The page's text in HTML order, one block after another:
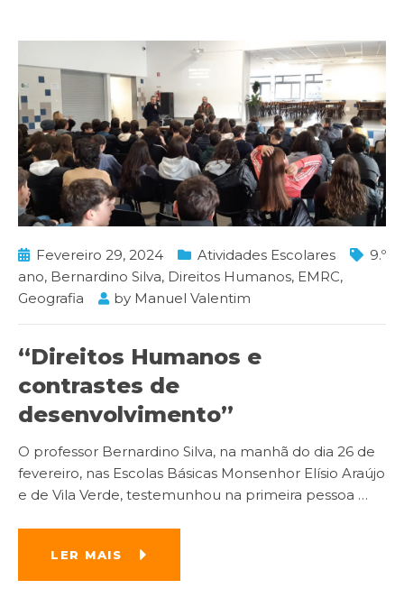
Fevereiro 29, 2024 Atividades Escolares
9.º
ano, Bernardino Silva, Direitos Humanos, EMRC,
Geografia
by Manuel Valentim
“Direitos Humanos e
contrastes de
desenvolvimento”
O professor Bernardino Silva, na manhã do dia 26 de
fevereiro, nas Escolas Básicas Monsenhor Elísio Araújo
e de Vila Verde, testemunhou na primeira pessoa …
LER MAIS